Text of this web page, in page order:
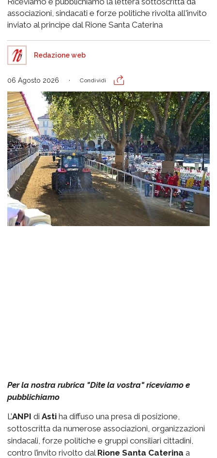
associazioni, sindacati e forze politiche rivolta all'invito
inviato al principe dal Rione Santa Caterina
Redazione web
06 Agosto 2026 Condividi
Per la nostra rubrica "Dite la vostra" riceviamo e
pubblichiamo
L’ANPI di Asti ha diffuso una presa di posizione,
sottoscritta da numerose associazioni, organizzazioni
sindacali, forze politiche e gruppi consiliari cittadini,
contro l’invito rivolto dal Rione Santa Caterina a